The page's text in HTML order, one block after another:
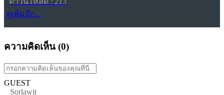
ดูเพิ่มอีก...
ความคิดเห็น (0)
GUEST
Sorlawit